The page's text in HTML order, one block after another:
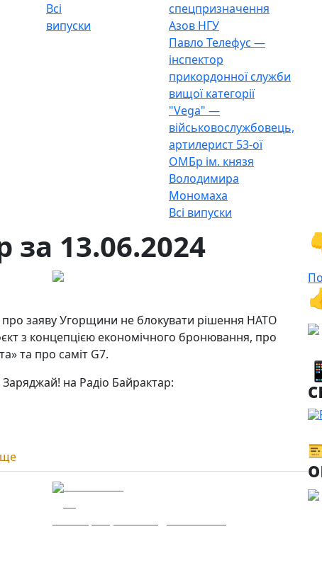
Всі
випуски
спецпризначення
Азов НГУ
Павло Телефус —
інспектор
прикордонної служби
вищої категорії
"Vega" —
військовослужбовець,
артилерист 53-ої
ОМБр ім. князя
Володимира
Мономаха
Всі випуски
13.06.2024
заяву Угорщини не блокувати рішення НАТО
з концепцією економічного бронювання, про
та про саміт G7.
на Радіо Байрактар: